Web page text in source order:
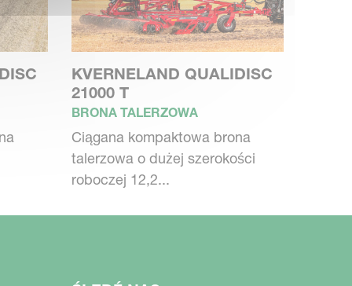
KVERNELAND QUALIDISC
21000 T
BRONA TALERZOWA
Ciągana kompaktowa brona
talerzowa o dużej szerokości
roboczej 12,2...